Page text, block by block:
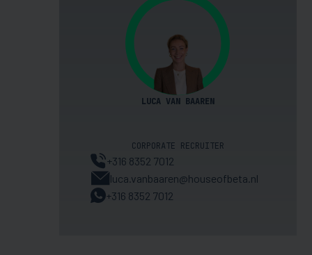
LUCA VAN BAAREN
CORPORATE RECRUITER
+316 8352 7012
luca.vanbaaren@houseofbeta.nl
+316 8352 7012